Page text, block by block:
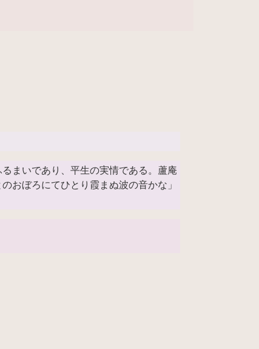
まいであり、平生の実情である。蘆庵
おぼろにてひとり霞まぬ波の音かな」